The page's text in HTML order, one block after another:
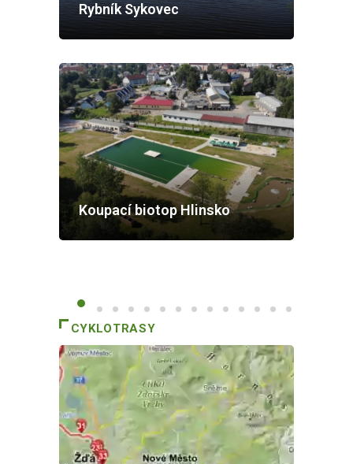
Rybník Sykovec
Koupací biotop Hlinsko
CYKLOTRASY